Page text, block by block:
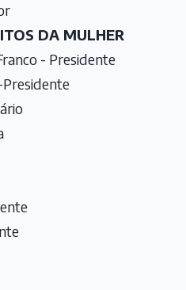
DA MULHER
- Presidente